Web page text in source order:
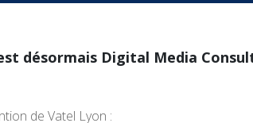
désormais Digital Media
de Vatel Lyon :